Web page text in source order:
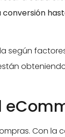
según
Con la